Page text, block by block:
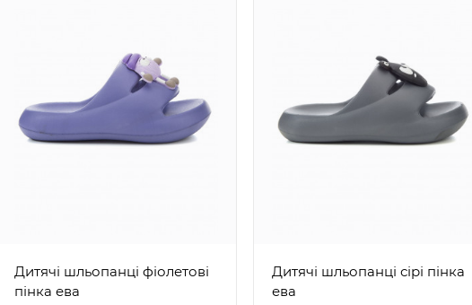
Дитячі шльопанці фіолетові
пінка ева
Дитячі шльопанці сірі пінка
ева